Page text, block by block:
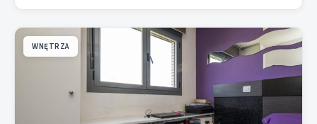
WNĘTRZA